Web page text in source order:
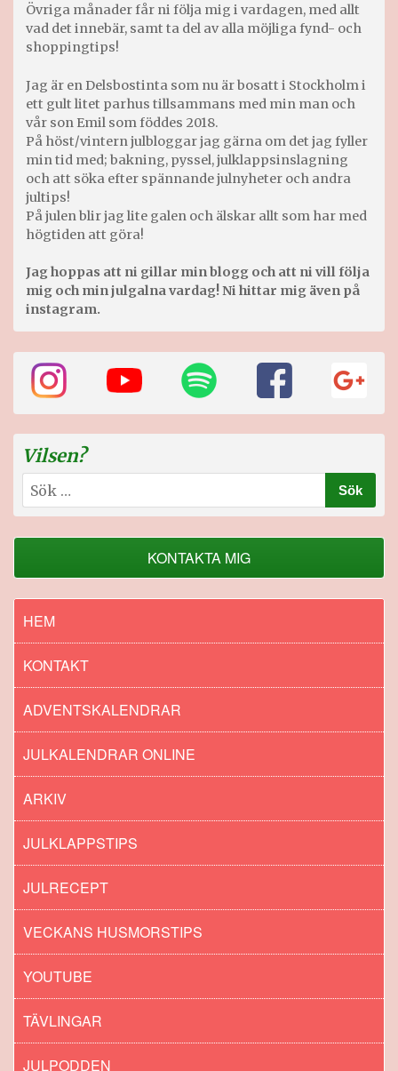
Övriga månader får ni följa mig i vardagen, med allt
vad det innebär, samt ta del av alla möjliga fynd- och
shoppingtips!
Jag är en Delsbostinta som nu är bosatt i Stockholm i
ett gult litet parhus tillsammans med min man och
vår son Emil som föddes 2018.
På höst/vintern julbloggar jag gärna om det jag fyller
min tid med; bakning, pyssel, julklappsinslagning
och att söka efter spännande julnyheter och andra
jultips!
På julen blir jag lite galen och älskar allt som har med
högtiden att göra!
Jag hoppas att ni gillar min blogg och att ni vill följa
mig och min julgalna vardag! Ni hittar mig även på
instagram.
Vilsen?
Sök
efter:
KONTAKTA MIG
HEM
KONTAKT
ADVENTSKALENDRAR
JULKALENDRAR ONLINE
ARKIV
JULKLAPPSTIPS
JULRECEPT
VECKANS HUSMORSTIPS
YOUTUBE
TÄVLINGAR
JULPODDEN